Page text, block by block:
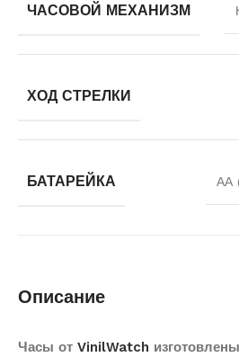
ЧАСОВОЙ МЕХАНИЗМ
ХОД СТРЕЛКИ
БАТАРЕЙКА АА
Описание
Часы от VinilWatch